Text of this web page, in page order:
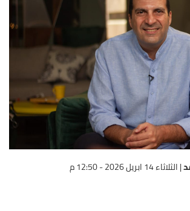
|الثلاثاء 14 ابريل 2026 - 12:50 م